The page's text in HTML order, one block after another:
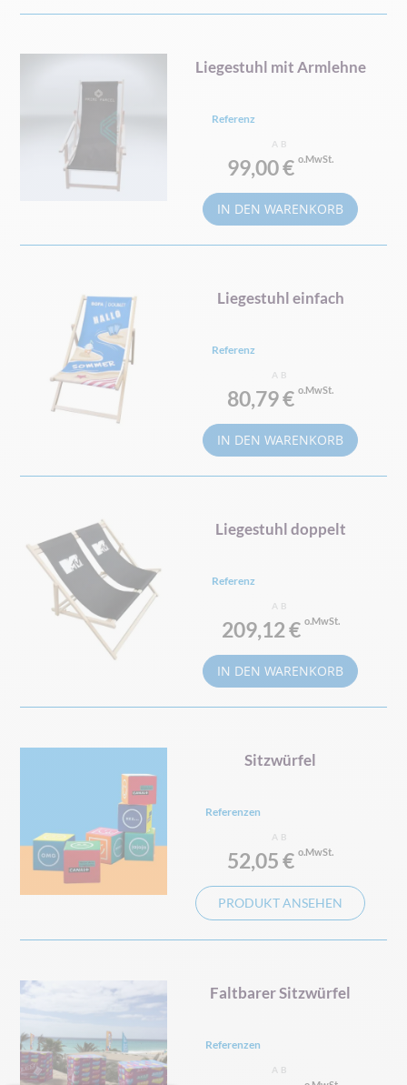
Liegestuhl mit Armlehne
Referenz
AB
99,00 €
IN DEN WARENKORB
Liegestuhl einfach
Referenz
AB
80,79 €
IN DEN WARENKORB
Liegestuhl doppelt
Referenz
AB
209,12 €
IN DEN WARENKORB
Sitzwürfel
Referenzen
AB
52,05 €
PRODUKT ANSEHEN
Faltbarer Sitzwürfel
Referenzen
AB